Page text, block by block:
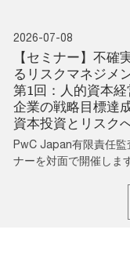
2026-07-08
【セミナー】不確
るリスクマネジメ
第1回：人的資本
企業の戦略目標達
資本投資とリスク
PwC Japan有限責任監
ナーを対面で開催します